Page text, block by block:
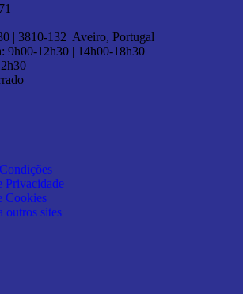
| 3810-132 Aveiro, Portugal
9h00-12h30 | 14h00-18h30
Privacidade
Cookies
outros sites